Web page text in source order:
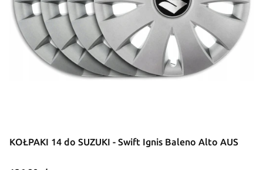
KOŁPAKI 14 do SUZUKI - Swift Ignis Baleno Alto AUS